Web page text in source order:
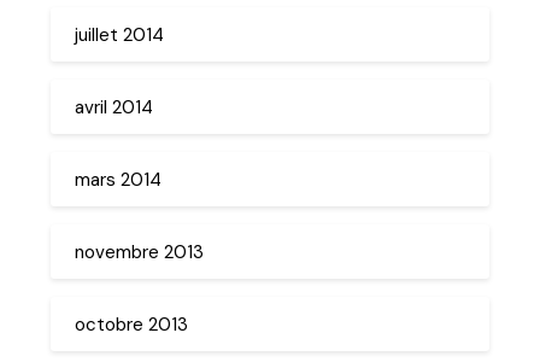
juillet 2014
avril 2014
mars 2014
novembre 2013
octobre 2013